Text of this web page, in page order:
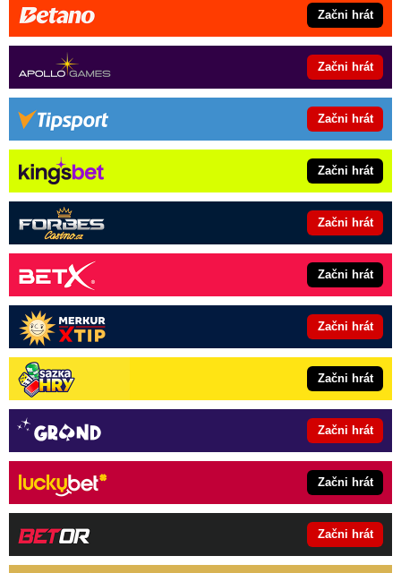
Začni hrát
Začni hrát
Začni hrát
Začni hrát
Začni hrát
Začni hrát
Začni hrát
Začni hrát
Začni hrát
Začni hrát
Začni hrát